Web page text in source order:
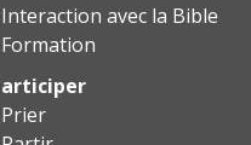
Interaction avec la Bible
Formation
Prier